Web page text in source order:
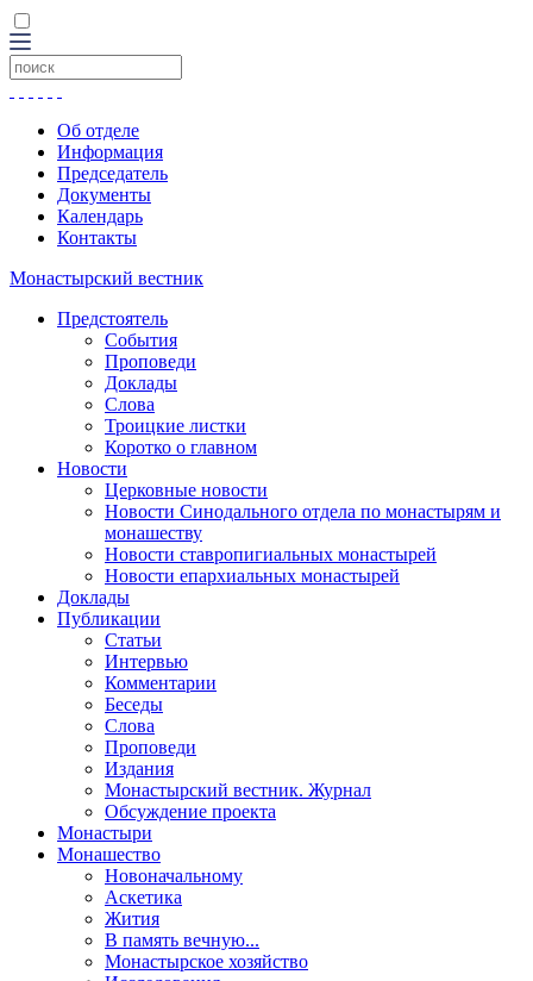
Об отделе
Информация
Председатель
Документы
Календарь
Контакты
Монастырский вестник
Предстоятель
События
Проповеди
Доклады
Слова
Троицкие листки
Коротко о главном
Новости
Церковные новости
Новости Синодального отдела по монастырям и
монашеству
Новости ставропигиальных монастырей
Новости епархиальных монастырей
Доклады
Публикации
Статьи
Интервью
Комментарии
Беседы
Слова
Проповеди
Издания
Монастырский вестник. Журнал
Обсуждение проекта
Монастыри
Монашество
Новоначальному
Аскетика
Жития
В память вечную...
Монастырское хозяйство